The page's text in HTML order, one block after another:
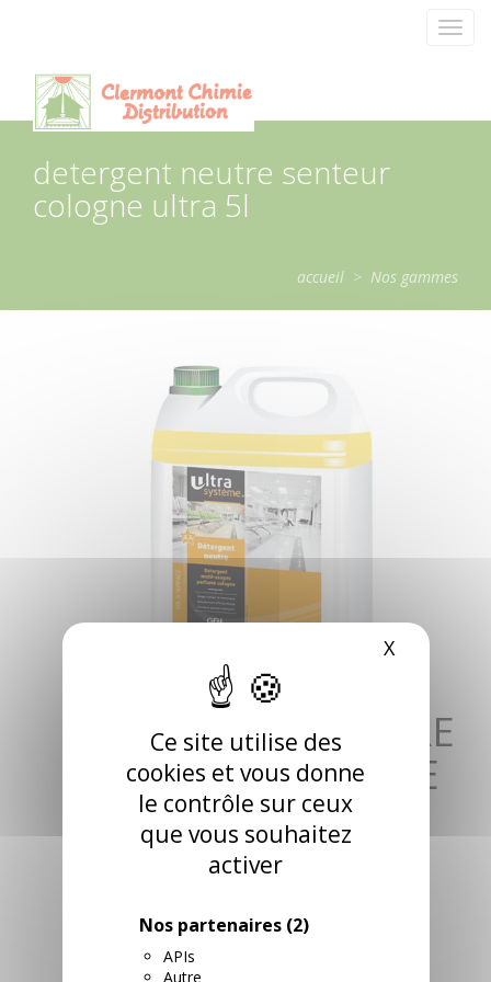
Ce site utilise des
cookies et vous donne
le contrôle sur ceux
que vous souhaitez
activer
Nos partenaires (2)
APIs
Autre
XMasquer
detergent neutre senteur
cologne ultra 5l
accueil > Nos gammes
DETERGENT NEUTRE
SENTEUR COLOGNE
ULTRA 5L
RÉFÉRENCE: 018108 / NEUCOL
Détergent neutre multi-usages, parfum cologne,
lavables, pour tous types de sols, protégés ou non.
RETROUVEZ CE PRODUIT DANS LES